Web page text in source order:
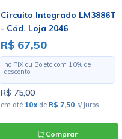
Circuito Integrado LM3886T
- Cód. Loja 2046
R$ 67,50
no PIX ou Boleto com 10% de
desconto
R$ 75,00
em até 10xde R$ 7,50 s/ juros
Comprar